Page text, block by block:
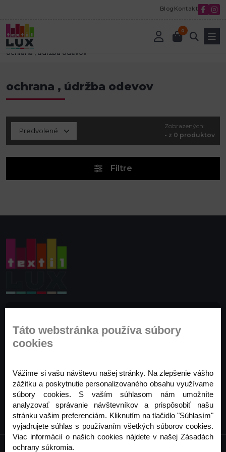
Blog Kontakt
0
Úvod
Vybavenie predajní pre galantériu
ochrana , údržba odevov
ochrana , údržba odevov
Zobrazených:
- z 0 produktov
Filtre
Buďte prvý, kto to vie. Zaregistrujte sa na odber
noviniek ešte dnes
Odoberať
Táto webstránka používa súbory
cookies
Vážime si vašu návštevu našej stránky. Na zlepšenie vášho
zážitku a poskytnutie personalizovaného obsahu využívame
súbory cookies. S vaším súhlasom nám umožníte
analyzovať správanie návštevníkov a prispôsobiť našu
stránku vašim preferenciám. Kliknutím na tlačidlo "Súhlasím"
vyjadrujete súhlas s používaním všetkých súborov cookies.
Viac informácií o našich cookies nájdete v našej Zásadách
ochrany súkromia.